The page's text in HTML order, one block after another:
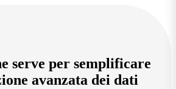
serve per semplificare
avanzata dei dati